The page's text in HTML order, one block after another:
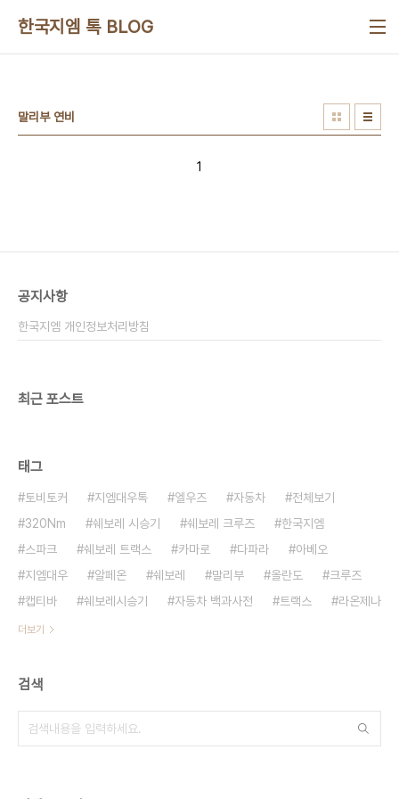
한국지엠 톡 BLOG
말리부 연비
1
공지사항
한국지엠 개인정보처리방침
최근 포스트
태그
토비토커 지엠대우톡 엘우즈 자동차
전체보기
320Nm
쉐보레 시승기 쉐보레 크루즈
한국지엠
스파크
쉐보레 트랙스 카마로 다파라
아베오
지엠대우
알페온 쉐보레 말리부 올란도
크루즈
캡티바
쉐보레시승기 자동차 백과사전 트랙스 라온제나
더보기
검색